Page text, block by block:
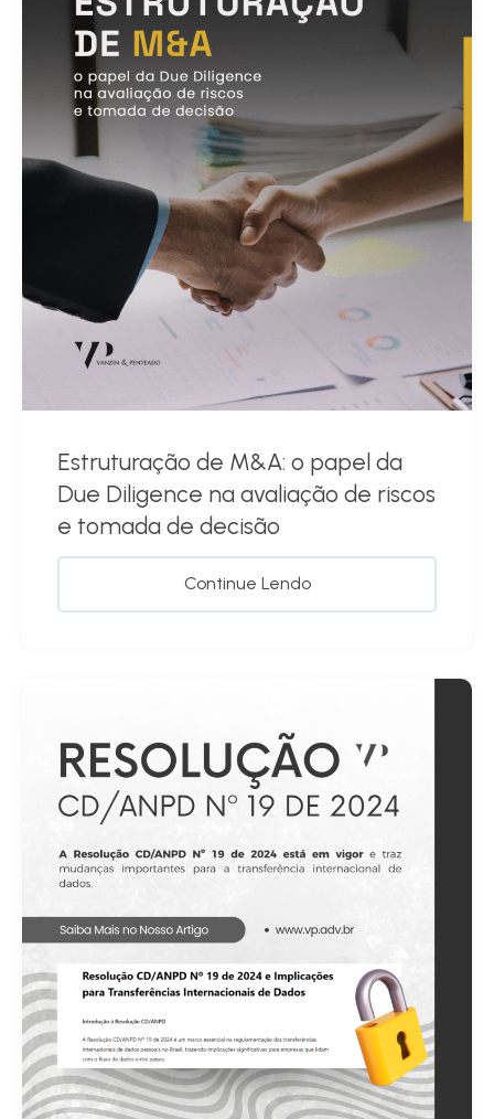
Estruturação de M&A: o papel da
Due Diligence na avaliação de riscos
e tomada de decisão
Continue Lendo